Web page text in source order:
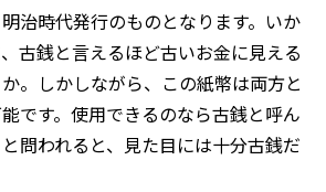
治時代発行のものとなります。いか
古銭と言えるほど古いお金に見える
。しかしながら、この紙幣は両方と
です。使用できるのなら古銭と呼ん
問われると、見た目には十分古銭だ